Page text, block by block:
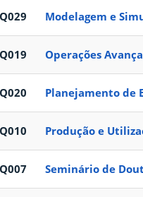
Modelagem e
Operações
Planejamento de
Produção e
Seminário de